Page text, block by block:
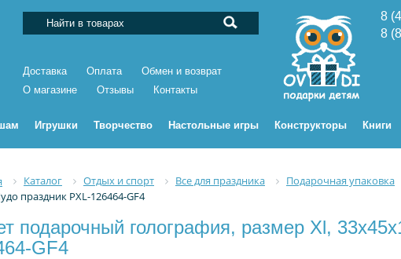
Доставка Оплата
Обмен и возврат
О магазине
Отзывы Контакты
8
8
Игрушки Творчество Настольные игры Конструкторы Книги
Каталог Отдых и спорт Все для праздника Подарочная упаковка
праздник PXL-126464-GF4
подарочный голография, размер Xl,
GF4